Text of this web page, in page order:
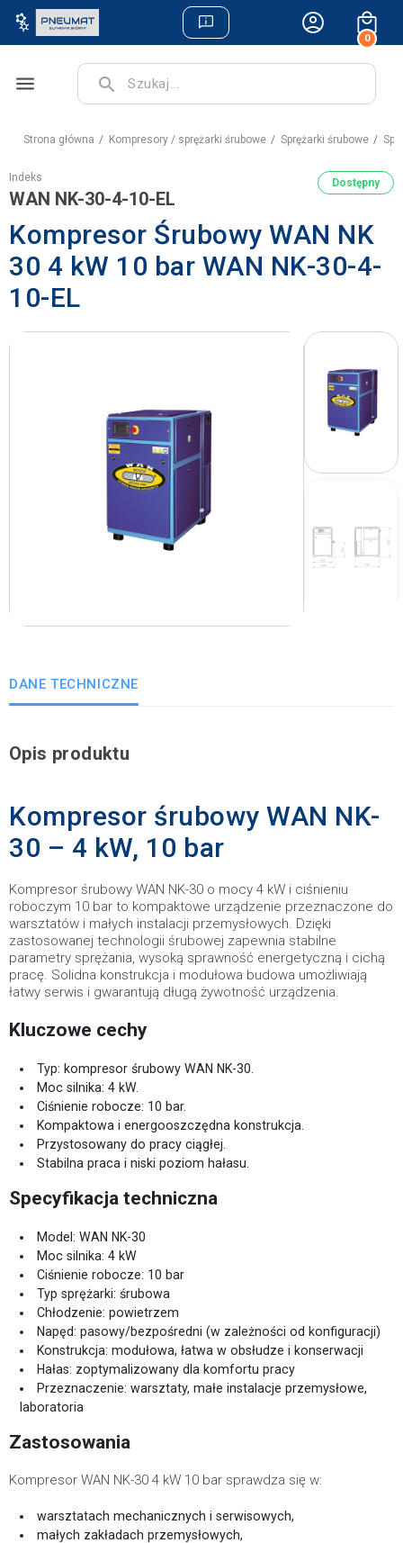
0
menu search
Strona główna Kompresory / sprężarki śrubowe Sprężarki śrubowe
Indeks
WAN NK-30-4-10-EL
Dostępny
Kompresor Śrubowy WAN NK
30 4 kW 10 bar WAN NK-30-4-
10-EL
DANE TECHNICZNE
Opis produktu
Kompresor śrubowy WAN NK-
30 – 4 kW, 10 bar
Kompresor śrubowy WAN NK-30 o mocy 4 kW i ciśnieniu
roboczym 10 bar to kompaktowe urządzenie przeznaczone do
warsztatów i małych instalacji przemysłowych. Dzięki
zastosowanej technologii śrubowej zapewnia stabilne
parametry sprężania, wysoką sprawność energetyczną i cichą
pracę. Solidna konstrukcja i modułowa budowa umożliwiają
łatwy serwis i gwarantują długą żywotność urządzenia.
Kluczowe cechy
Typ: kompresor śrubowy WAN NK-30.
Moc silnika: 4 kW.
Ciśnienie robocze: 10 bar.
Kompaktowa i energooszczędna konstrukcja.
Przystosowany do pracy ciągłej.
Stabilna praca i niski poziom hałasu.
Specyfikacja techniczna
Model: WAN NK-30
Moc silnika: 4 kW
Ciśnienie robocze: 10 bar
Typ sprężarki: śrubowa
Chłodzenie: powietrzem
Napęd: pasowy/bezpośredni (w zależności od konfiguracji)
Konstrukcja: modułowa, łatwa w obsłudze i konserwacji
Hałas: zoptymalizowany dla komfortu pracy
Przeznaczenie: warsztaty, małe instalacje przemysłowe,
laboratoria
Zastosowania
Kompresor WAN NK-30 4 kW 10 bar sprawdza się w:
warsztatach mechanicznych i serwisowych,
małych zakładach przemysłowych,